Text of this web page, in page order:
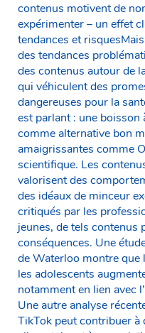
contenus motivent de
expérimenter – un effet
tendances et
des tendances
des contenus autour de
qui véhiculent des
dangereuses pour la
est parlant : une boisson
comme alternative bon
amaigrissantes comme
scientifique. Les
valorisent des
des idéaux de minceur
critiqués par les
jeunes, de tels contenus
conséquences. Une
de Waterloo montre que
les adolescents
notamment en lien avec
Une autre analyse
TikTok peut contribuer